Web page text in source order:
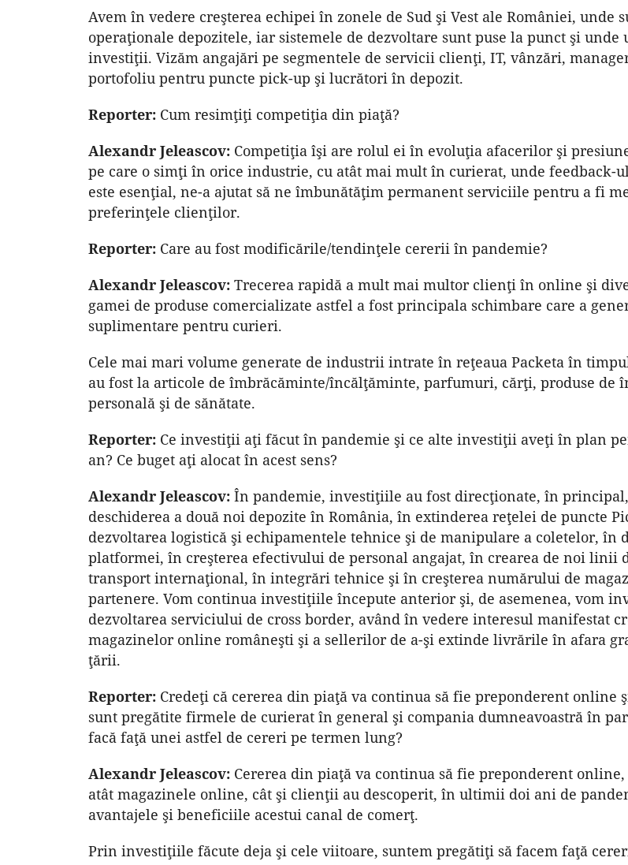
Avem în vedere creşterea echipei în zonele de Sud şi Vest ale României, unde
operaţionale depozitele, iar sistemele de dezvoltare sunt puse la punct şi unde
investiţii. Vizăm angajări pe segmentele de servicii clienţi, IT, vânzări,
portofoliu pentru puncte pick-up şi lucrători în depozit.
Reporter: Cum resimţiţi competiţia din piaţă?
Alexandr Jeleascov: Competiţia îşi are rolul ei în evoluţia afacerilor şi
pe care o simţi în orice industrie, cu atât mai mult în curierat, unde feedback-
este esenţial, ne-a ajutat să ne îmbunătăţim permanent serviciile pentru a fi
preferinţele clienţilor.
Reporter: Care au fost modificările/tendinţele cererii în pandemie?
Alexandr Jeleascov: Trecerea rapidă a mult mai multor clienţi în online şi
gamei de produse comercializate astfel a fost principala schimbare care a
suplimentare pentru curieri.
Cele mai mari volume generate de industrii intrate în reţeaua Packeta în
au fost la articole de îmbrăcăminte/încălţăminte, parfu­muri, cărţi, produse de
personală şi de sănătate.
Reporter: Ce investiţii aţi făcut în pandemie şi ce alte investiţii aveţi în plan
an? Ce buget aţi alocat în acest sens?
Alexandr Jeleascov: În pandemie, investiţiile au fost direcţionate, în
deschiderea a două noi depozite în România, în extinderea reţelei de puncte
dezvoltarea logistică şi echipamentele tehnice şi de manipulare a coletelor, în
platformei, în creşterea efectivului de personal angajat, în crearea de noi linii
transport internaţional, în integrări tehnice şi în creşterea numărului de
partenere. Vom continua investiţiile începute anterior şi, de asemenea, vom
dezvoltarea serviciului de cross border, având în vedere interesul manifestat
magazinelor online româneşti şi a sellerilor de a-şi extinde livrările în afara
ţării.
Reporter: Credeţi că cererea din piaţă va continua să fie preponderent online
sunt pregătite firmele de curierat în general şi compania dumneavoastră în
facă faţă unei astfel de cereri pe termen lung?
Alexandr Jeleascov: Cererea din piaţă va continua să fie preponderent online,
atât magazinele online, cât şi clienţii au descoperit, în ultimii doi ani de
avantajele şi beneficiile acestui canal de comerţ.
Prin investiţiile făcute deja şi cele viitoare, suntem pregătiţi să facem faţă